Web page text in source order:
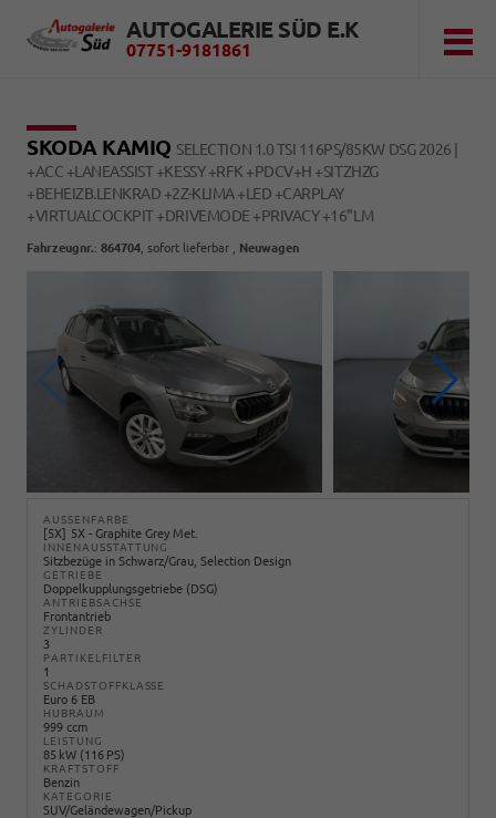
AUTOGALERIE SÜD E.K
07751-9181861
SKODA KAMIQ SELECTION 1.0 TSI 116PS/85KW DSG 2026 |
+ACC +LANEASSIST +KESSY +RFK +PDCV+H +SITZHZG
+BEHEIZB.LENKRAD +2Z-KLIMA +LED +CARPLAY
+VIRTUALCOCKPIT +DRIVEMODE +PRIVACY +16"LM
Fahrzeugnr.: 864704 sofort lieferbar Neuwagen
AUSSENFARBE
5X 5X - Graphite Grey Met.
INNENAUSSTATTUNG
Sitzbezüge in Schwarz/Grau, Selection Design
GETRIEBE
Doppelkupplungsgetriebe (DSG)
ANTRIEBSACHSE
Frontantrieb
ZYLINDER
3
PARTIKELFILTER
1
SCHADSTOFFKLASSE
Euro 6 EB
HUBRAUM
999 ccm
LEISTUNG
85 kW (116 PS)
KRAFTSTOFF
Benzin
KATEGORIE
SUV/Geländewagen/Pickup